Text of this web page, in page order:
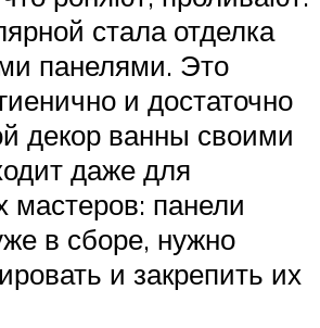
стала отделка
панелями. Это
и достаточно
декор ванны своими
даже для
панели
в сборе, нужно
и закрепить их